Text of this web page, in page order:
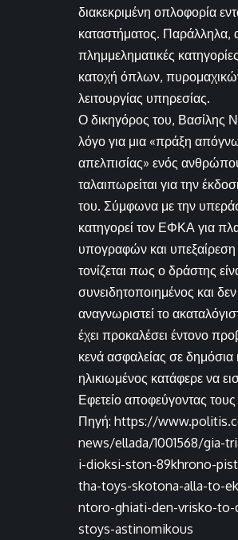
διακεκριμένη οπλοφορία
καταστήματος. Παράλληλα,
πλημμεληματικές
κατοχή όπλων,
λειτουργίας υπηρεσίας.
Ο δικηγόρος του, Βασίλης
λόγο για μια «πράξη
απελπισίας» ενός
ταλαιπωρείται για την
του. Σύμφωνα με την
κατηγορεί τον ΕΦΚΑ για
υπογραφών και
τονίζεται πως ο δράστης
συνειδητοποιημένος και
αναγνωριστεί το
έχει προκαλέσει έντονο
κενά ασφαλείας σε δημόσια
ηλικιωμένος κατάφερε να
Εφετείο αποφεύγοντας
Πηγή: https://
news/ellada/1001568/gia-
i-dioksi-ston-89khrono-
tha-toys-skotona-alla-to-
ntoro-ghiati-den-vrisko-
stoys-astinomikous